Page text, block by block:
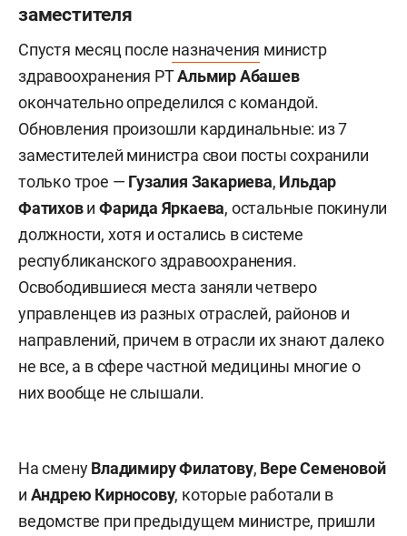
заместителя
Спустя месяц после назначения министр
здравоохранения РТАльмир Абашев
окончательно определился с командой.
Обновления произошли кардинальные: из 7
заместителей министра свои посты сохранили
только трое — Гузалия Закариева, Ильдар
ФатиховиФарида Яркаева, остальные покинули
должности, хотя и остались в системе
республиканского здравоохранения.
Освободившиеся места заняли четверо
управленцев из разных отраслей, районов и
направлений, причем в отрасли их знают далеко
не все, а в сфере частной медицины многие о
них вообще не слышали.
На сменуВладимиру Филатову, Вере Семеновой
и Андрею Кирносову, которые работали в
ведомстве при предыдущем министре, пришли